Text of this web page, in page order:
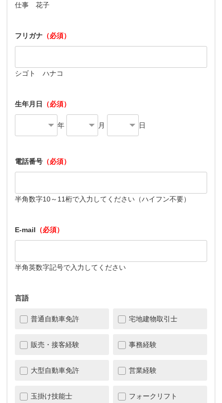
仕事 花子
フリガナ （必須）
シゴト ハナコ
生年月日 （必須）
年 月 日
電話番号 （必須）
半角数字10～11桁で入力してください（ハイフン不要）
E-mail （必須）
半角英数字記号で入力してください
言語
普通自動車免許 宅地建物取引士
販売・接客経験 事務経験
大型自動車免許 営業経験
玉掛け技能士 フォークリフト